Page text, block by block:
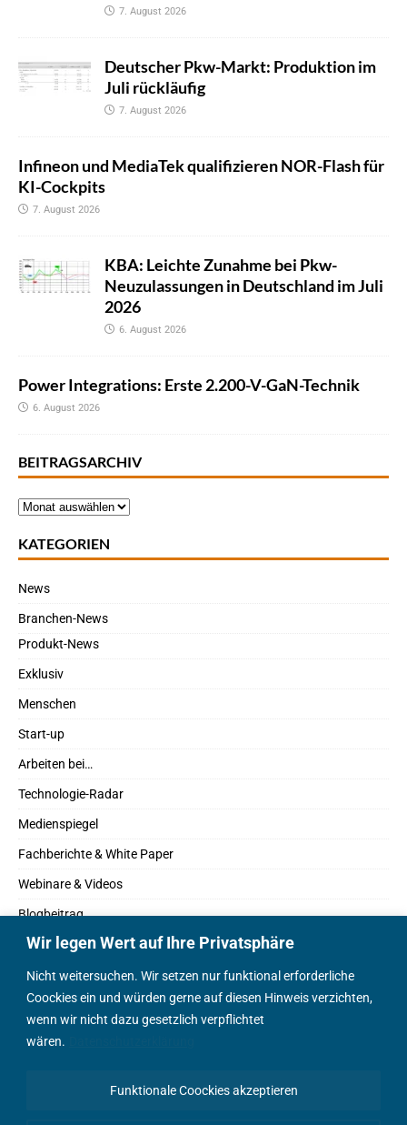
Wir legen Wert auf Ihre Privatsphäre
Nicht weitersuchen. Wir setzen nur funktional erforderliche
Coockies ein und würden gerne auf diesen Hinweis verzichten,
wenn wir nicht dazu gesetzlich verpflichtet
wären.
Funktionale Coockies akzeptieren
7. August 2026
Deutscher Pkw-Markt: Produktion im
Juli rückläufig
7. August 2026
Infineon und MediaTek qualifizieren NOR-Flash für
KI-Cockpits
7. August 2026
KBA: Leichte Zunahme bei Pkw-
Neuzulassungen in Deutschland im Juli
2026
6. August 2026
Power Integrations: Erste 2.200-V-GaN-Technik
6. August 2026
BEITRAGSARCHIV
KATEGORIEN
News
Branchen-News
Produkt-News
Exklusiv
Menschen
Start-up
Arbeiten bei…
Technologie-Radar
Medienspiegel
Fachberichte & White Paper
Webinare & Videos
Blogbeitrag
Fachbücher
Marktreport
Podcasts
Positionspapier
English Content